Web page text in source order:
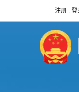
注册 登